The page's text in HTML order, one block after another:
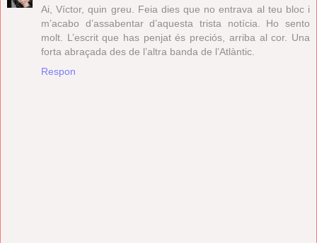
Ai, Víctor, quin greu. Feia dies que no entrava al teu bloc i
m’acabo d’assabentar d’aquesta trista notícia. Ho sento
molt. L’escrit que has penjat és preciós, arriba al cor. Una
forta abraçada des de l’altra banda de l’Atlàntic.
Respon